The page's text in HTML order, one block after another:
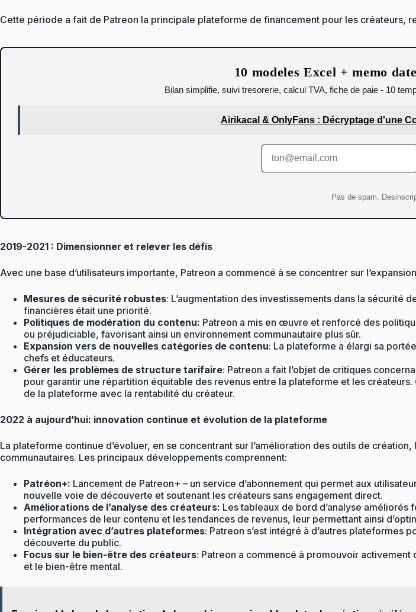
Cette période a fait de Patreon la principale plateforme de financement pour les créateurs,
10 modeles Excel + memo
Bilan simplifie, suivi tresorerie, calcul TVA, fiche de paie - 10
Airikacal & OnlyFans : Décryptage d'une
Pas de spam.
2019-2021 : Dimensionner et relever les défis
Avec une base d’utilisateurs importante, Patreon a commencé à se concentrer sur
Mesures de sécurité robustes: L’augmentation des investissements dans la
financières était une priorité.
Politiques de modération du contenu: Patreon a mis en œuvre et renforcé des
ou préjudiciable, favorisant ainsi un environnement communautaire plus sûr.
Expansion vers de nouvelles catégories de contenu: La plateforme a élargi sa
chefs et éducateurs.
Gérer les problèmes de structure tarifaire: Patreon a fait l’objet de critiques
pour garantir une répartition équitable des revenus entre la plateforme et les
de la plateforme avec la rentabilité du créateur.
2022 à aujourd’hui: innovation continue et évolution de la plateforme
La plateforme continue d’évoluer, en se concentrant sur l’amélioration des outils de
communautaires. Les principaux développements comprennent:
Patréon+: Lancement de Patreon+ – un service d’abonnement qui permet aux
nouvelle voie de découverte et soutenant les créateurs sans engagement direct.
Améliorations de l’analyse des créateurs: Les tableaux de bord d’analyse
performances de leur contenu et les tendances de revenus, leur permettant ainsi
Intégration avec d’autres plateformes: Patreon s’est intégré à d’autres plateformes
découverte du public.
Focus sur le bien-être des créateurs: Patreon a commencé à promouvoir
et le bien-être mental.